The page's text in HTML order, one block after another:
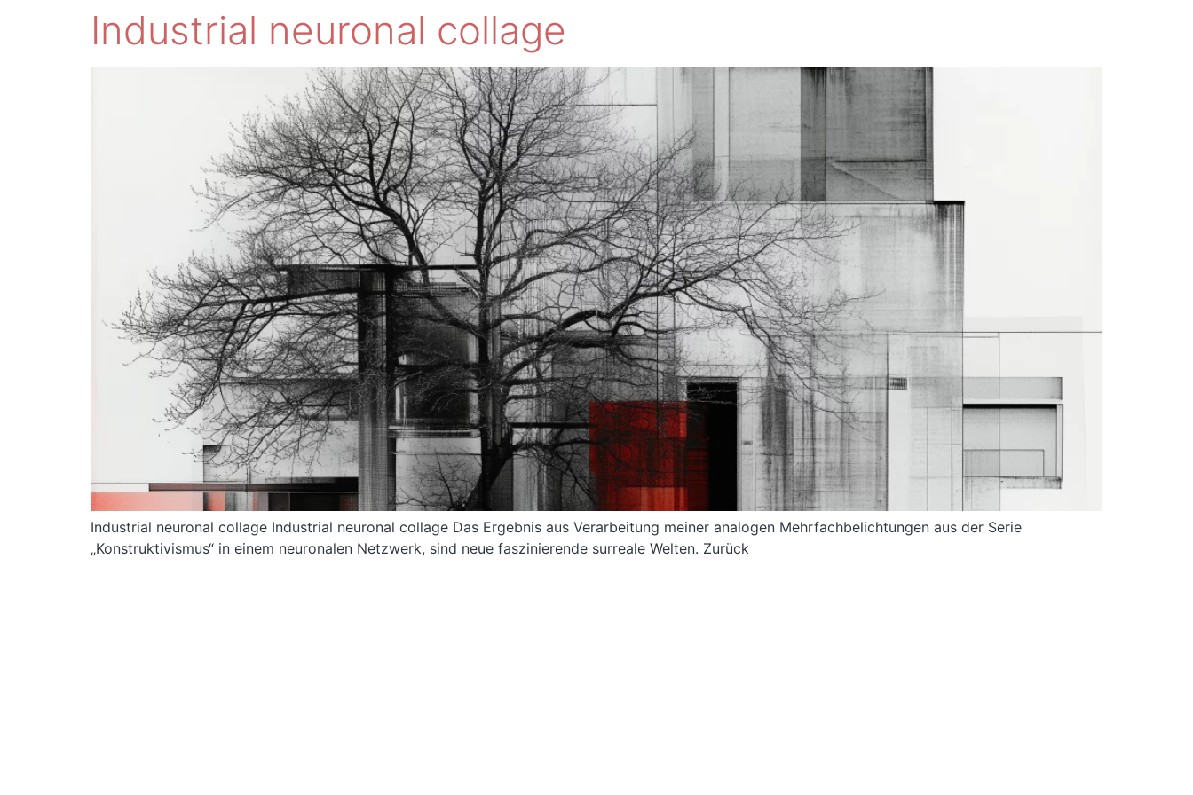
Industrial neuronal collage
Industrial neuronal collage Industrial neuronal collage Das Ergebnis aus Verarbeitung meiner analogen Mehrfachbelichtungen aus der Serie
„Konstruktivismus“ in einem neuronalen Netzwerk, sind neue faszinierende surreale Welten. Zurück